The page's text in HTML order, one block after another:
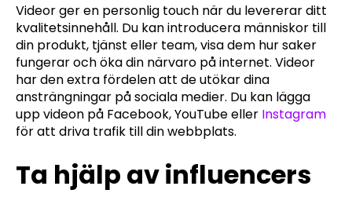
Videor ger en personlig touch när du levererar ditt
kvalitetsinnehåll. Du kan introducera människor till
din produkt, tjänst eller team, visa dem hur saker
fungerar och öka din närvaro på internet. Videor
har den extra fördelen att de utökar dina
ansträngningar på sociala medier. Du kan lägga
upp videon på Facebook, YouTube eller Instagram
för att driva trafik till din webbplats.
Ta hjälp av influencers